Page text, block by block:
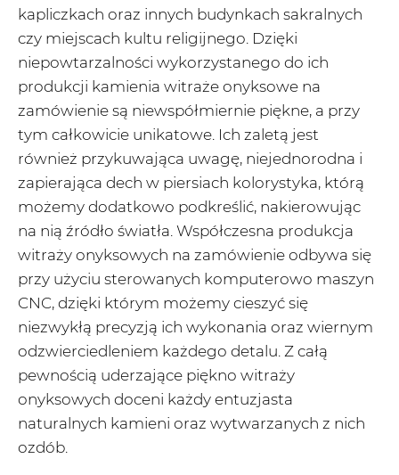
kapliczkach oraz innych budynkach sakralnych
czy miejscach kultu religijnego. Dzięki
niepowtarzalności wykorzystanego do ich
produkcji kamienia witraże onyksowe na
zamówienie są niewspółmiernie piękne, a przy
tym całkowicie unikatowe. Ich zaletą jest
również przykuwająca uwagę, niejednorodna i
zapierająca dech w piersiach kolorystyka, którą
możemy dodatkowo podkreślić, nakierowując
na nią źródło światła. Współczesna produkcja
witraży onyksowych na zamówienie odbywa się
przy użyciu sterowanych komputerowo maszyn
CNC, dzięki którym możemy cieszyć się
niezwykłą precyzją ich wykonania oraz wiernym
odzwierciedleniem każdego detalu. Z całą
pewnością uderzające piękno witraży
onyksowych doceni każdy entuzjasta
naturalnych kamieni oraz wytwarzanych z nich
ozdób.